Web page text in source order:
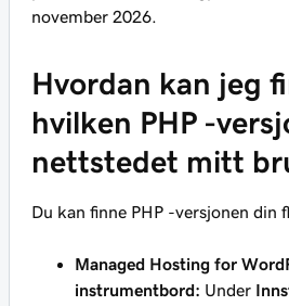
november 2026.
Hvordan kan jeg
hvilken PHP -
nettstedet mitt
Du kan finne PHP -versjonen din
Managed Hosting for
instrumentbord: Under